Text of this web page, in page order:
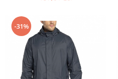
Curatenie si intretinere
-31%